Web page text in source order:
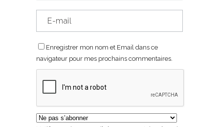
Enregistrer mon nom et Email dans ce
navigateur pour mes prochains commentaires.